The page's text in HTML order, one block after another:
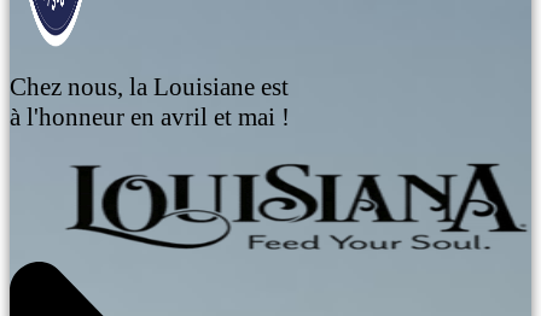
Chez nous, la Louisiane est
à l'honneur en avril et mai !